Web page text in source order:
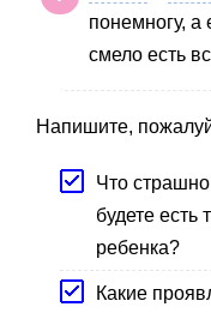
понемногу,
смело есть
Напишите,
Что
будете есть
ребенка?
Какие